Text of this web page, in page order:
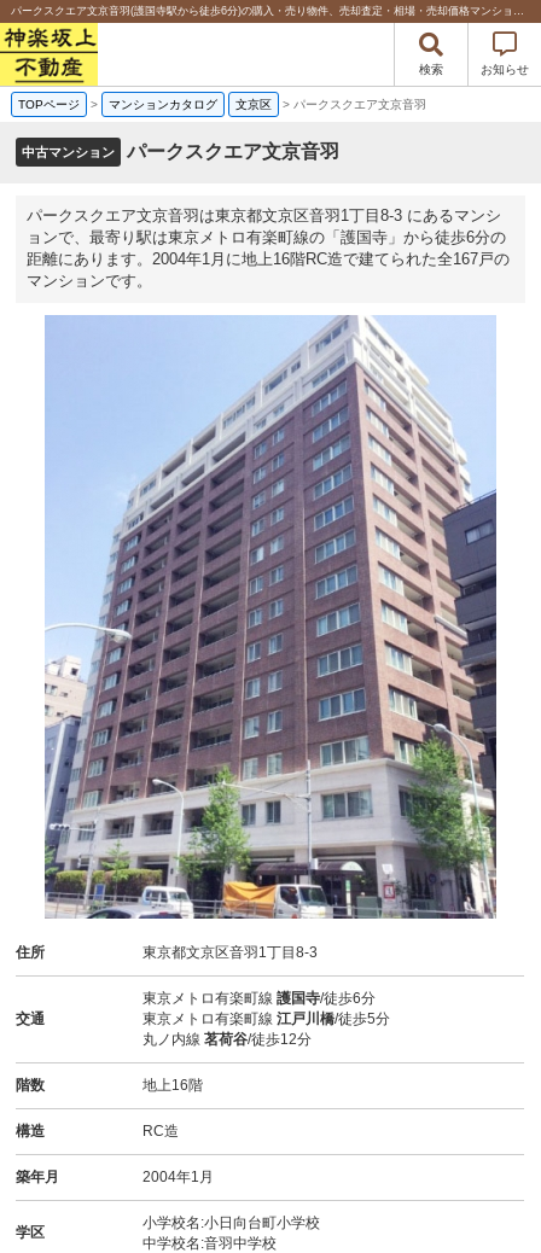
パークスクエア文京音羽(護国寺駅から徒歩6分)の購入・売り物件、売却査定・相場・売却価格マンション情報｜日本新都市リアルタ株式会社
検索 お知らせ
TOPページ > マンションカタログ 文京区 > パークスクエア文京音羽
中古マンション パークスクエア文京音羽
パークスクエア文京音羽は東京都文京区音羽1丁目8-3 にあるマンシ
ョンで、最寄り駅は東京メトロ有楽町線の「護国寺」から徒歩6分の
距離にあります。2004年1月に地上16階RC造で建てられた全167戸の
マンションです。
住所 東京都文京区音羽1丁目8-3
交通
東京メトロ有楽町線護国寺/徒歩6分
東京メトロ有楽町線江戸川橋/徒歩5分
丸ノ内線茗荷谷/徒歩12分
階数 地上16階
構造 RC造
築年月 2004年1月
学区
小学校名:小日向台町小学校
中学校名:音羽中学校